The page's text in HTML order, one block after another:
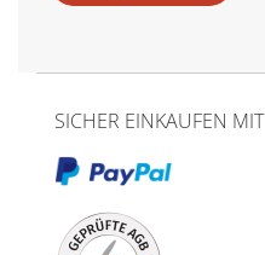
SICHER EINKAUFEN MIT